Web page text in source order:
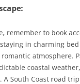
remember to book
in charming
atmosphere.
coastal
South Coast road